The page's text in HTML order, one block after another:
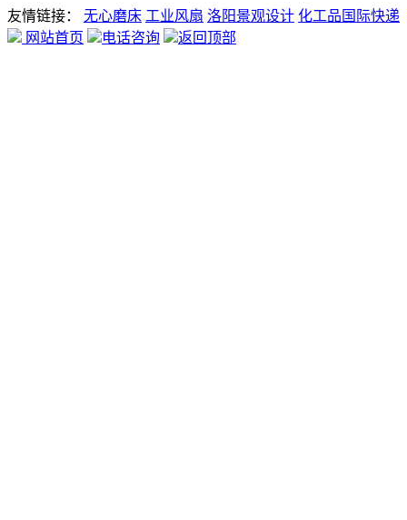
友情链接： 无心磨床 工业风扇 洛阳景观设计 化工品国际快递
网站首页
电话咨询 返回顶部